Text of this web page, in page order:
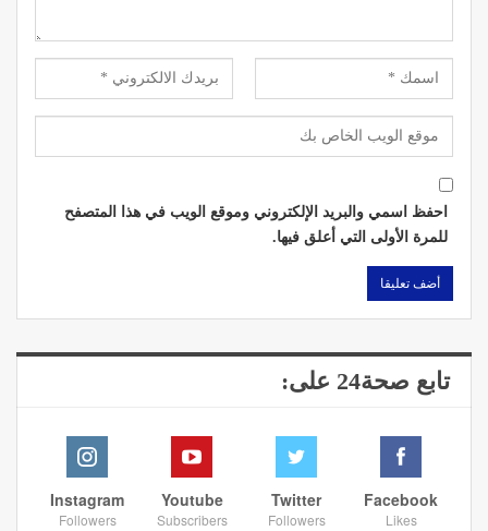
احفظ اسمي والبريد الإلكتروني وموقع الويب في هذا المتصفح
للمرة الأولى التي أعلق فيها.
تابع صحة24 على:
Facebook
Likes
Twitter
Followers
Youtube
Subscribers
Instagram
Followers